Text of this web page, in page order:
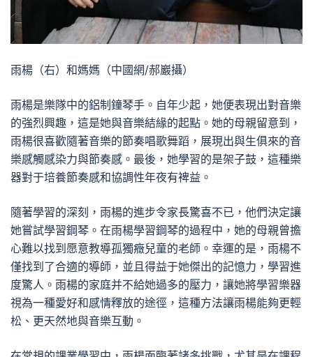
雨楊（右）和媽媽（中國網/郝巖攝）
雨楊是樂隊中的鋁制鐘琴手。自年少起，她便表現出對音樂
的強烈興趣，這是她與音樂結緣的起點。她的母親留意到，
雨楊很喜歡隨著音樂的節奏唱歌舞蹈，展現出與生俱來的音
樂感觸感染力與節奏感。最後，她學習的是架子鼓，這種樂
器對于培養節奏感和協調性年夜有裨益。
隨著學習的深刻，雨楊的進步令家長驚喜不已，他們決定讓
她嘗試學習鋼琴。在雨楊學習鋼琴的過程中，她的母親曾擔
心難以找到愿意教導孤獨癥兒童的老師。幸運的是，雨楊不
僅找到了合適的導師，並且得益于她傑出的記憶力，學習進
度驚人。雨楊的家庭并不給她過多的壓力，讓她將學習樂器
視為一種愛好和感情釋放的途徑，這種方法讓雨楊能夠更輕
松、更天然地與音樂互動。